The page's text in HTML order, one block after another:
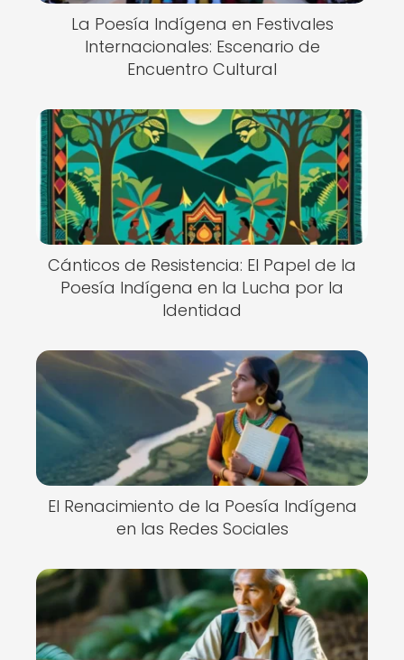
La Poesía Indígena en Festivales
Internacionales: Escenario de
Encuentro Cultural
Cánticos de Resistencia: El Papel de la
Poesía Indígena en la Lucha por la
Identidad
El Renacimiento de la Poesía Indígena
en las Redes Sociales